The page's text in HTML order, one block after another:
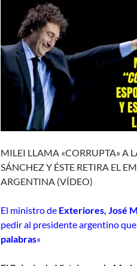
MILEI LLAMA «CORRUPTA» A
SÁNCHEZ Y ÉSTE RETIRA EL
ARGENTINA (VÍDEO)
El ministro de Exteriores, José
pedir al presidente argentino que
palabras«